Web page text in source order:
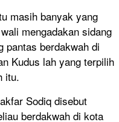
masih banyak yang
mengadakan sidang
pantas berdakwah di
Kudus lah yang terpilih
itu.
Sodiq disebut
berdakwah di kota